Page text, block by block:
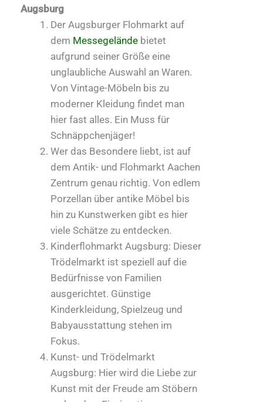
Augsburg
Der Augsburger Flohmarkt auf
dem Messegelände bietet
aufgrund seiner Größe eine
unglaubliche Auswahl an Waren.
Von Vintage-Möbeln bis zu
moderner Kleidung findet man
hier fast alles. Ein Muss für
Schnäppchenjäger!
Wer das Besondere liebt, ist auf
dem Antik- und Flohmarkt Aachen
Zentrum genau richtig. Von edlem
Porzellan über antike Möbel bis
hin zu Kunstwerken gibt es hier
viele Schätze zu entdecken.
Kinderflohmarkt Augsburg: Dieser
Trödelmarkt ist speziell auf die
Bedürfnisse von Familien
ausgerichtet. Günstige
Kinderkleidung, Spielzeug und
Babyausstattung stehen im
Fokus.
Kunst- und Trödelmarkt
Augsburg: Hier wird die Liebe zur
Kunst mit der Freude am Stöbern